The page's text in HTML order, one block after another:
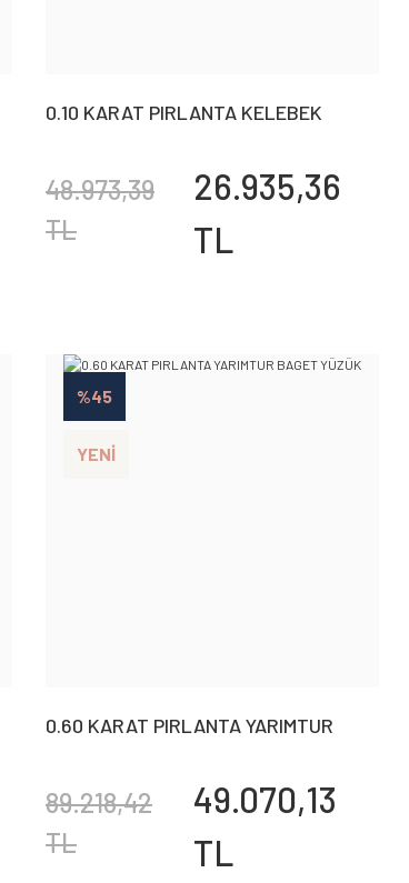
0.10 KARAT PIRLANTA KELEBEK
48.973,39
TL
26.935,36
TL
%45
YENİ
0.60 KARAT PIRLANTA YARIMTUR
89.218,42
TL
49.070,13
TL